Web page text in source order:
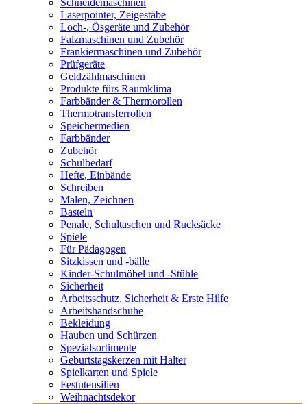
Schneidemaschinen
Laserpointer, Zeigestäbe
Loch-, Ösgeräte und Zubehör
Falzmaschinen und Zubehör
Frankiermaschinen und Zubehör
Prüfgeräte
Geldzählmaschinen
Produkte fürs Raumklima
Farbbänder & Thermorollen
Thermotransferrollen
Speichermedien
Farbbänder
Zubehör
Schulbedarf
Hefte, Einbände
Schreiben
Malen, Zeichnen
Basteln
Penale, Schultaschen und Rucksäcke
Spiele
Für Pädagogen
Sitzkissen und -bälle
Kinder-Schulmöbel und -Stühle
Sicherheit
Arbeitsschutz, Sicherheit & Erste Hilfe
Arbeitshandschuhe
Bekleidung
Hauben und Schürzen
Spezialsortimente
Geburtstagskerzen mit Halter
Spielkarten und Spiele
Festutensilien
Weihnachtsdekor